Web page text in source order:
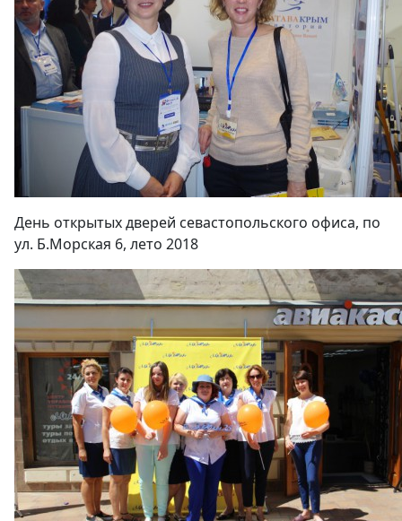
День открытых дверей севастопольского офиса, по
ул. Б.Морская 6, лето 2018